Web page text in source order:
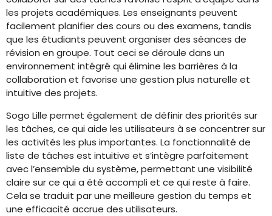
les projets académiques. Les enseignants peuvent
facilement planifier des cours ou des examens, tandis
que les étudiants peuvent organiser des séances de
révision en groupe. Tout ceci se déroule dans un
environnement intégré qui élimine les barrières à la
collaboration et favorise une gestion plus naturelle et
intuitive des projets.
Sogo Lille permet également de définir des priorités sur
les tâches, ce qui aide les utilisateurs à se concentrer sur
les activités les plus importantes. La fonctionnalité de
liste de tâches est intuitive et s’intègre parfaitement
avec l’ensemble du système, permettant une visibilité
claire sur ce qui a été accompli et ce qui reste à faire.
Cela se traduit par une meilleure gestion du temps et
une efficacité accrue des utilisateurs.